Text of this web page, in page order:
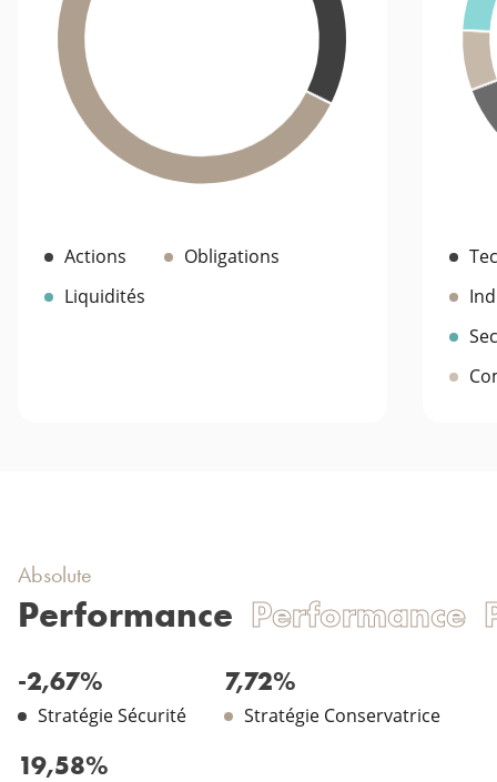
Actions
Obligations
Liquidités
Absolute
Performance Performance
-2,67%
Stratégie Sécurité
7,72%
Stratégie Conservatrice
19,58%